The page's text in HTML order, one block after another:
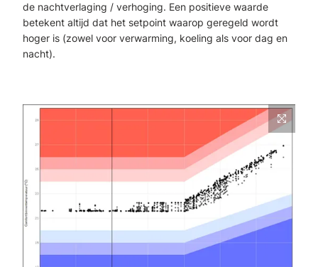
de nachtverlaging / verhoging. Een positieve waarde
betekent altijd dat het setpoint waarop geregeld wordt
hoger is (zowel voor verwarming, koeling als voor dag en
nacht).